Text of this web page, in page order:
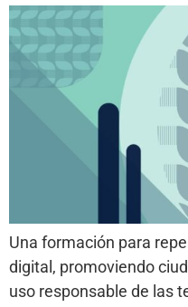
Una formación para
digital, promoviendo
uso responsable de las